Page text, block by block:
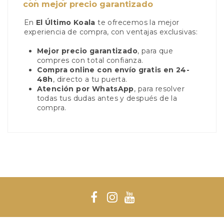
con mejor precio garantizado
En El Último Koalate ofrecemos la mejor
experiencia de compra, con ventajas exclusivas:
Mejor precio garantizado, para que
compres con total confianza.
Compra online con envío gratis en 24-
48h, directo a tu puerta.
Atención por WhatsApp, para resolver
todas tus dudas antes y después de la
compra.